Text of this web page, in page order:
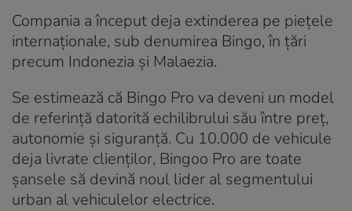
Compania a început deja extinderea pe piețele
internaționale, sub denumirea Bingo, în țări
precum Indonezia și Malaezia.
Se estimează că Bingo Pro va deveni un model
de referință datorită echilibrului său între preț,
autonomie și siguranță. Cu 10.000 de vehicule
deja livrate clienților, Bingoo Pro are toate
șansele să devină noul lider al segmentului
urban al vehiculelor electrice.